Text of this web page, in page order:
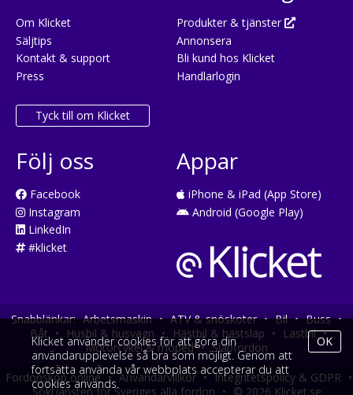
Om Klicket
Säljtips
Kontakt & support
Press
Tyck till om Klicket
Produkter & tjänster
Annonsera
Bli kund hos Klicket
Handlarlogin
Följ oss
Facebook
Instagram
LinkedIn
#klicket
Appar
iPhone & iPad (App Store)
Android (Google Play)
Snabblänkar: Arbetsmaskin • ATV & snöskoter • Bil • Buss •
Båt • Husbil & husvagn • Hästbil & hästsläp • Lastbil •
Motorcykel & moped • Släpfordon
Fordonsköp online • Användarvillkor • Integritetspolicy & GDPR •
Söktjänsten för Sveriges alla fordon • © 2026 Klicket.se
Klicket använder cookies för att göra din
användarupplevelse så bra som möjligt. Genom att
fortsätta använda vår webbplats accepterar du att
cookies används.
OK